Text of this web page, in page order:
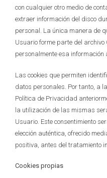
con cualquier otro medio de
extraer información del disco
personal. La única manera de
Usuario forme parte del archivo
personalmente esa información
Las cookies que permiten
datos personales. Por tanto, a
Política de Privacidad
la utilización de las mismas
Usuario. Este consentimiento
elección auténtica, ofrecido
positiva, antes del tratamiento
Cookies propias